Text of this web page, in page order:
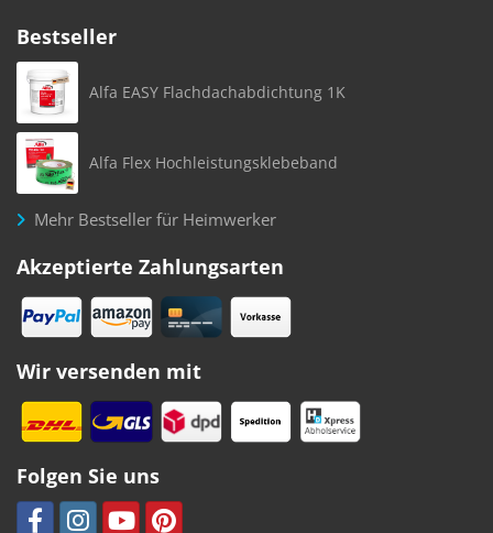
Bestseller
Alfa EASY Flachdachabdichtung 1K
Alfa Flex Hochleistungsklebeband
Mehr Bestseller für Heimwerker
Akzeptierte Zahlungsarten
Wir versenden mit
Folgen Sie uns